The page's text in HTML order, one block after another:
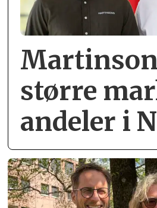
større
andeler i